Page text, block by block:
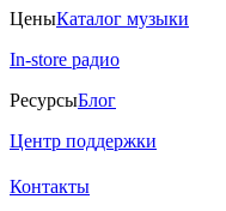
ЦеныКаталог музыки
In-store радио
РесурсыБлог
Центр поддержки
Контакты